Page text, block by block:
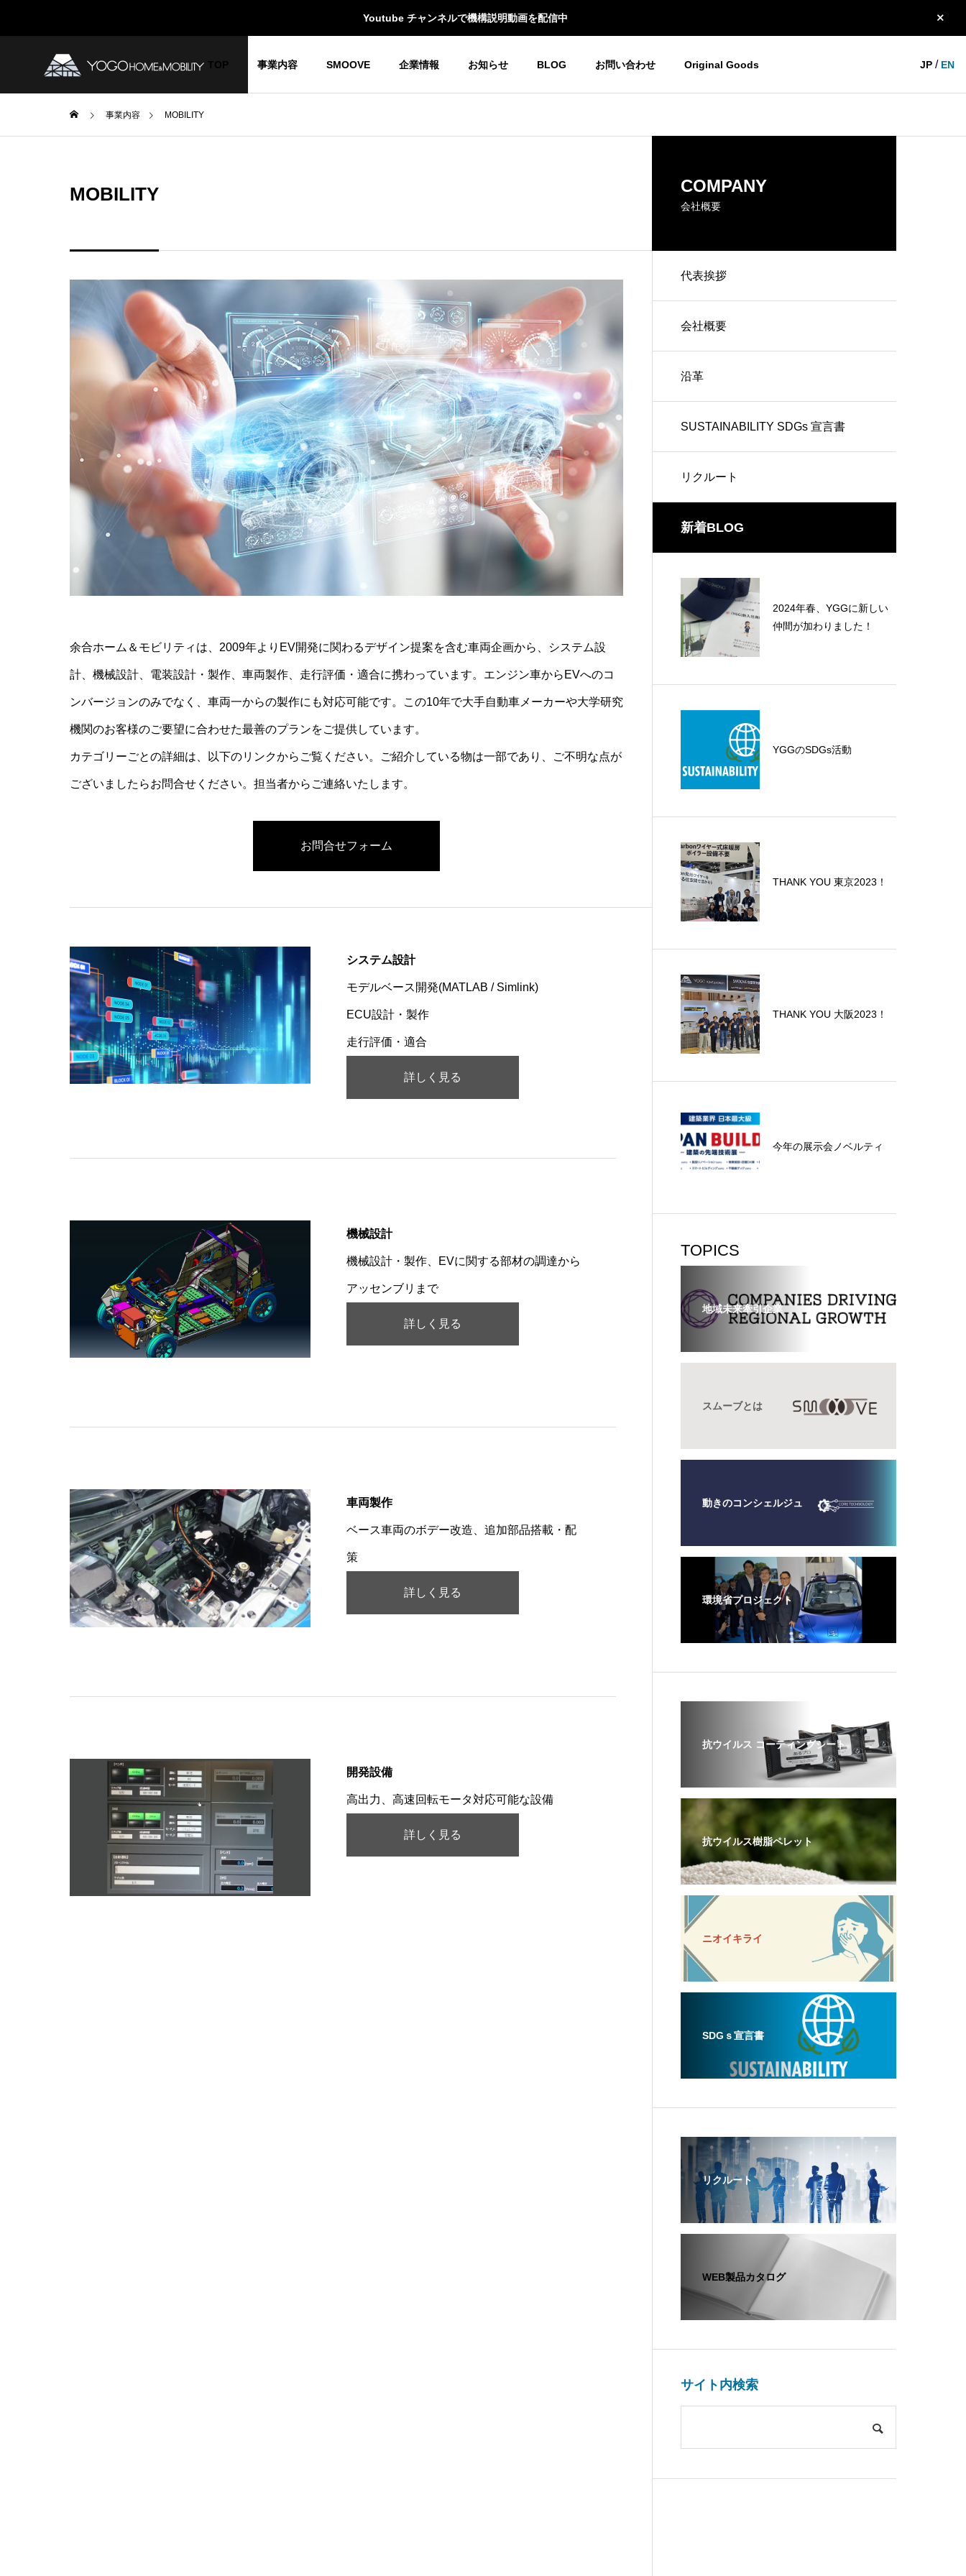
Youtube チャンネルで機構説明動画を配信中
JP / EN
TOP 事業内容 SMOOVE 企業情報 お知らせ BLOG お問い合わせ Original Goods
企業情報
沿革
RECRUIT
2024年春、YGGに新しい仲間
が加わりました！
YGGのSDGs活動 THANK YOU 東京2023！
事業内容 MOBILITY
MOBILITY
余合ホーム＆モビリティは、2009年よりEV開発に関わるデザイン提案を含む車両企画から、システム設
計、機械設計、電装設計・製作、車両製作、走行評価・適合に携わっています。エンジン車からEVへのコ
ンバージョンのみでなく、車両一からの製作にも対応可能です。この10年で大手自動車メーカーや大学研究
機関のお客様のご要望に合わせた最善のプランをご提供しています。
カテゴリーごとの詳細は、以下のリンクからご覧ください。ご紹介している物は一部であり、ご不明な点が
ございましたらお問合せください。担当者からご連絡いたします。
お問合せフォーム
システム設計
モデルベース開発(MATLAB / Simlink)
ECU設計・製作
走行評価・適合
詳しく見る
機械設計
機械設計・製作、EVに関する部材の調達から
アッセンブリまで
詳しく見る
車両製作
ベース車両のボデー改造、追加部品搭載・配
策
詳しく見る
開発設備
高出力、高速回転モータ対応可能な設備
詳しく見る
COMPANY
会社概要
代表挨拶
会社概要
沿革
SUSTAINABILITY SDGs 宣言書
リクルート
新着BLOG
2024年春、YGGに新しい
仲間が加わりました！
YGGのSDGs活動
THANK YOU 東京2023！
THANK YOU 大阪2023！
今年の展示会ノベルティ
TOPICS
地域未来牽引企業
スムーブとは
動きのコンシェルジュ
環境省プロジェクト
抗ウイルス コーティングシート
抗ウイルス樹脂ペレット
ニオイキライ
SDGｓ宣言書
リクルート
WEB製品カタログ
サイト内検索